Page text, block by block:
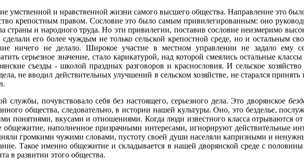
умственной и нравственной жизни самого высшего общества. Направление это
крепостным правом. Сословие это было самым привилегированным: оно
страны и народного труда. Но эти привилегии, поставив сословие неизмеримо
сделали его более чуждым не только сельской крепостной среде, но и остальным
ничего не делало. Широкое участие в местном управлении не задало ему
серьезное значение, стало карикатурой, над которой смеялись остальные
съезды - школой праздных разговоров и краснословия. И сельское
не вводил действительных улучшений в сельском хозяйстве, не старался принять
службы, почувствовало себя без настоящего, серьезного дела. Это дворянское
общества, следовательно, в истории нашей культуры. Оно, это безделье,
понятиями, вкусами и отношениями. Когда люди известного класса отрываются
наполненное призрачными интересами, игнорируют действительные
громкими чужими словами, пустоту своей души населяли капризными и
Такое именно общежитие и складывается в нашей дворянской среде с
в развитии этого общества.